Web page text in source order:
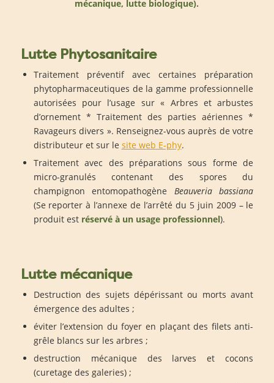
mécanique, lutte biologique).
Lutte Phytosanitaire
Traitement préventif avec certaines préparation
phytopharmaceutiques de la gamme professionnelle
autorisées pour l’usage sur « Arbres et arbustes
d’ornement * Traitement des parties aériennes *
Ravageurs divers ». Renseignez-vous auprès de votre
distributeur et sur le site web E-phy.
Traitement avec des préparations sous forme de
micro-granulés contenant des spores du
champignon entomopathogène Beauveria bassiana
(Se reporter à l’annexe de l’arrêté du 5 juin 2009 – le
produit est réservé à un usage professionnel).
Lutte mécanique
Destruction des sujets dépérissant ou morts avant
émergence des adultes ;
éviter l’extension du foyer en plaçant des filets anti-
grêle blancs sur les arbres ;
destruction mécanique des larves et cocons
(curetage des galeries) ;